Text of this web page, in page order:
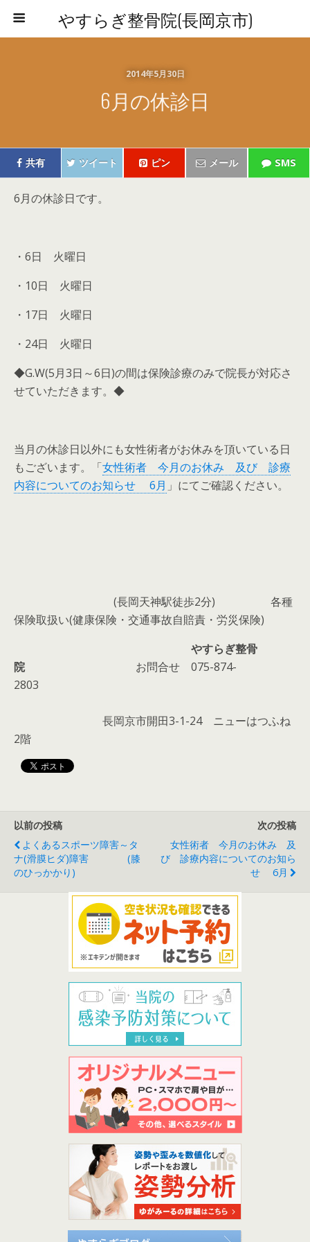
やすらぎ整骨院(長岡京市)
2014年5月30日
6月の休診日
共有 ツイート ピン メール SMS
6月の休診日です。
・6日 火曜日
・10日 火曜日
・17日 火曜日
・24日 火曜日
◆G.W(5月3日～6日)の間は保険診療のみで院長が対応さ
せていただきます。◆
当月の休診日以外にも女性術者がお休みを頂いている日
もございます。「女性術者 今月のお休み 及び 診療
内容についてのお知らせ 6月 」にてご確認ください。
(長岡天神駅徒歩2分)
各種
保険取扱い(健康保険・交通事故自賠責・労災保険)
やすらぎ整骨
院お問合せ 075-874-
2803
長岡京市開田3-1-24 ニューはつふね
2階
以前の投稿
よくあるスポーツ障害～タ
ナ(滑膜ヒダ)障害 (膝
のひっかかり)
次の投稿
女性術者 今月のお休み 及
び 診療内容についてのお知ら
せ 6月